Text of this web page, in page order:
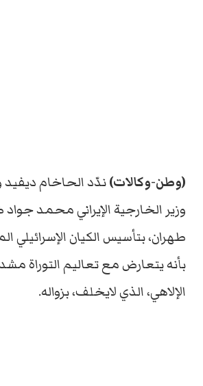
(وطن-وكالات)ندّد الحاخام ديفيد
وزير الخارجية الإيراني محمد
طهران، بتأسيس الكيان
بأنه يتعارض مع تعاليم التوراة
الإلاهي، الذي لايخلف، بزواله.